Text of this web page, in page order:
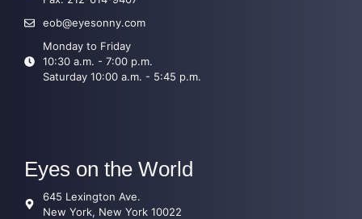
eob@eyesonny.com
Monday to Friday
10:30 a.m. - 7:00 p.m.
Saturday 10:00 a.m. - 5:45 p.m.
Eyes on the World
645 Lexington Ave.
New York, New York 10022